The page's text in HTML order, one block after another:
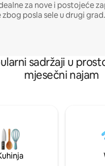
za nove i postojeće
zbog posla sele u drugi grad.
sadržaji u
mjesečni najam